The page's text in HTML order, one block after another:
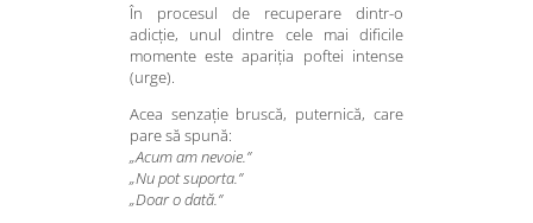
În procesul de recuperare dintr-o
adicție, unul dintre cele mai dificile
momente este apariția poftei intense
(urge).
Acea senzație bruscă, puternică, care
pare să spună:
„Acum am nevoie.”
„Nu pot suporta.”
„Doar o dată.”